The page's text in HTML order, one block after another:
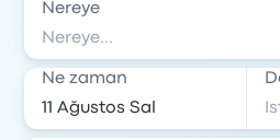
Nereye
Ne zaman